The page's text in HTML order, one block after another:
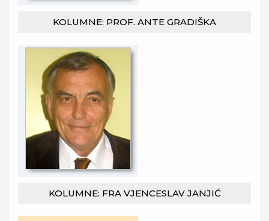
KOLUMNE: PROF. ANTE GRADIŠKA
KOLUMNE: FRA VJENCESLAV JANJIĆ